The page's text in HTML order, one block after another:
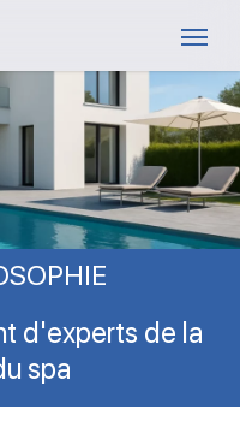
d'experts de la
spa